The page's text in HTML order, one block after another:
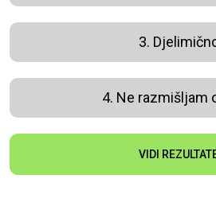
3.
4. Ne razmišljam
VIDI